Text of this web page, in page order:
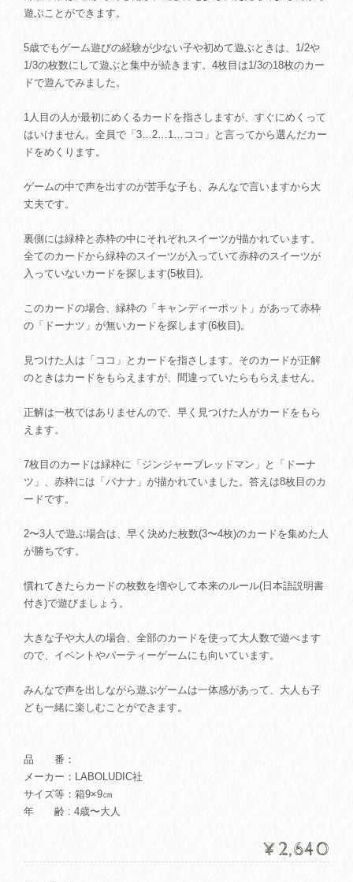
遊ぶことができます。
5歳でもゲーム遊びの経験が少ない子や初めて遊ぶときは、1/2や
1/3の枚数にして遊ぶと集中が続きます。4枚目は1/3の18枚のカー
ドで遊んでみました。
1人目の人が最初にめくるカードを指さしますが、すぐにめくって
はいけません。全員で「3…2…1…ココ」と言ってから選んだカー
ドをめくります。
ゲームの中で声を出すのが苦手な子も、みんなで言いますから大
丈夫です。
裏側には緑枠と赤枠の中にそれぞれスイーツが描かれています。
全てのカードから緑枠のスイーツが入っていて赤枠のスイーツが
入っていないカードを探します(5枚目)。
このカードの場合、緑枠の「キャンディーポット」があって赤枠
の「ドーナツ」が無いカードを探します(6枚目)。
見つけた人は「ココ」とカードを指さします。そのカードが正解
のときはカードをもらえますが、間違っていたらもらえません。
正解は一枚ではありませんので、早く見つけた人がカードをもら
えます。
7枚目のカードは緑枠に「ジンジャーブレッドマン」と「ドーナ
ツ」、赤枠には「バナナ」が描かれていました。答えは8枚目のカ
ードです。
2〜3人で遊ぶ場合は、早く決めた枚数(3〜4枚)のカードを集めた人
が勝ちです。
慣れてきたらカードの枚数を増やして本来のルール(日本語説明書
付き)で遊びましょう。
大きな子や大人の場合、全部のカードを使って大人数で遊べます
ので、イベントやパーティーゲームにも向いています。
みんなで声を出しながら遊ぶゲームは一体感があって、大人も子
ども一緒に楽しむことができます。
品 番：
メーカー：LABOLUDIC社
サイズ等：箱9×9㎝
年 齢 : 4歳〜大人
¥2,640